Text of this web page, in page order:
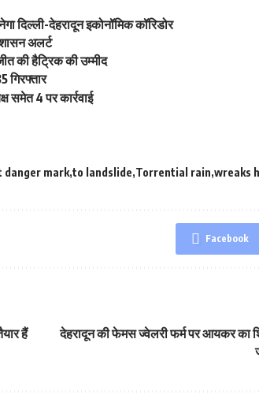
दिल्ली-देहरादून इकोनॉमिक कॉरिडोर
अलर्ट
की हैट्रिक की उम्मीद
गिरफ्तार
समेत 4 पर कार्रवाई
danger mark to landslide Torrential rain wreaks
Facebook
हैं
देहरादून की फेमस ज्वेलरी फर्म पर आयकर का